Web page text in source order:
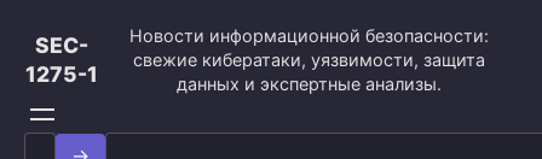
контенту
SEC-
1275-1
Новости информационной безопасности:
свежие кибератаки, уязвимости, защита
данных и экспертные анализы.
Search